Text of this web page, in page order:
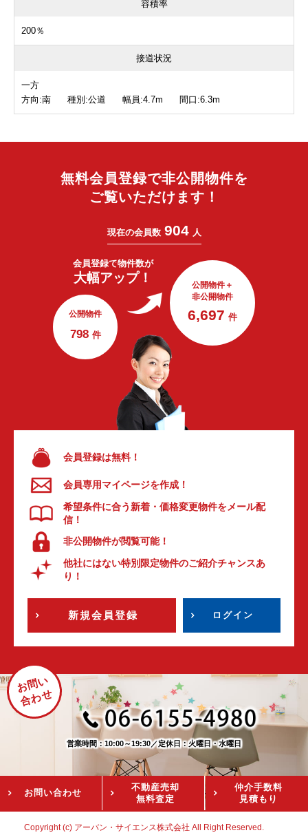
容積率
200％
接道状況
一方
方向:南 種別:公道 幅員:4.7m 間口:6.3m
無料会員登録で非公開物件を
ご覧いただけます！
現在の会員数 904 人
会員登録で物件数が
大幅アップ！
公開物件
798 件
公開物件＋
非公開物件
6,697 件
会員登録は無料！
会員専用マイページを作成！
希望条件に合う新着・価格変更物件をメール配
信！
非公開物件が閲覧可能！
他社にはない特別限定物件のご紹介チャンスあ
り！
新規会員登録 ログイン
お問い
合わせ
営業時間：10:00～19:30／定休日：火曜日・水曜日
お問い合わせ
不動産売却
無料査定
仲介手数料
見積もり
Copyright (c) アーバン・サイエンス株式会社 All Right Reserved.